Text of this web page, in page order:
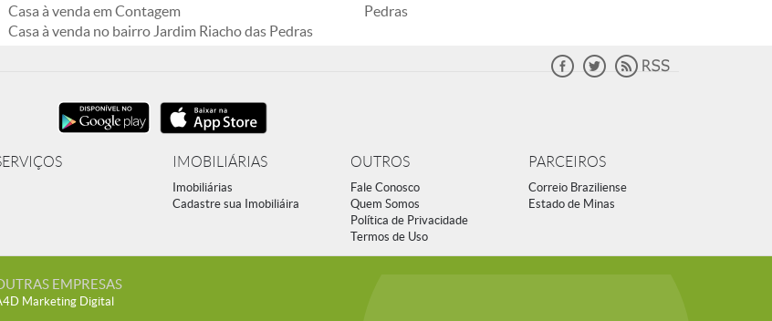
Casa à venda em Contagem
Casa à venda no bairro Jardim Riacho das Pedras
Pedras
IMOBILIÁRIAS
Imobiliárias
Cadastre sua Imobiliáira
OUTROS
Fale Conosco
Quem Somos
Política de Privacidade
Termos de Uso
PARCEIROS
Correio Braziliense
Estado de Minas
EMPRESAS
Marketing Digital